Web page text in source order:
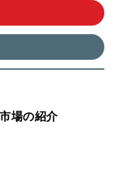
場の紹介